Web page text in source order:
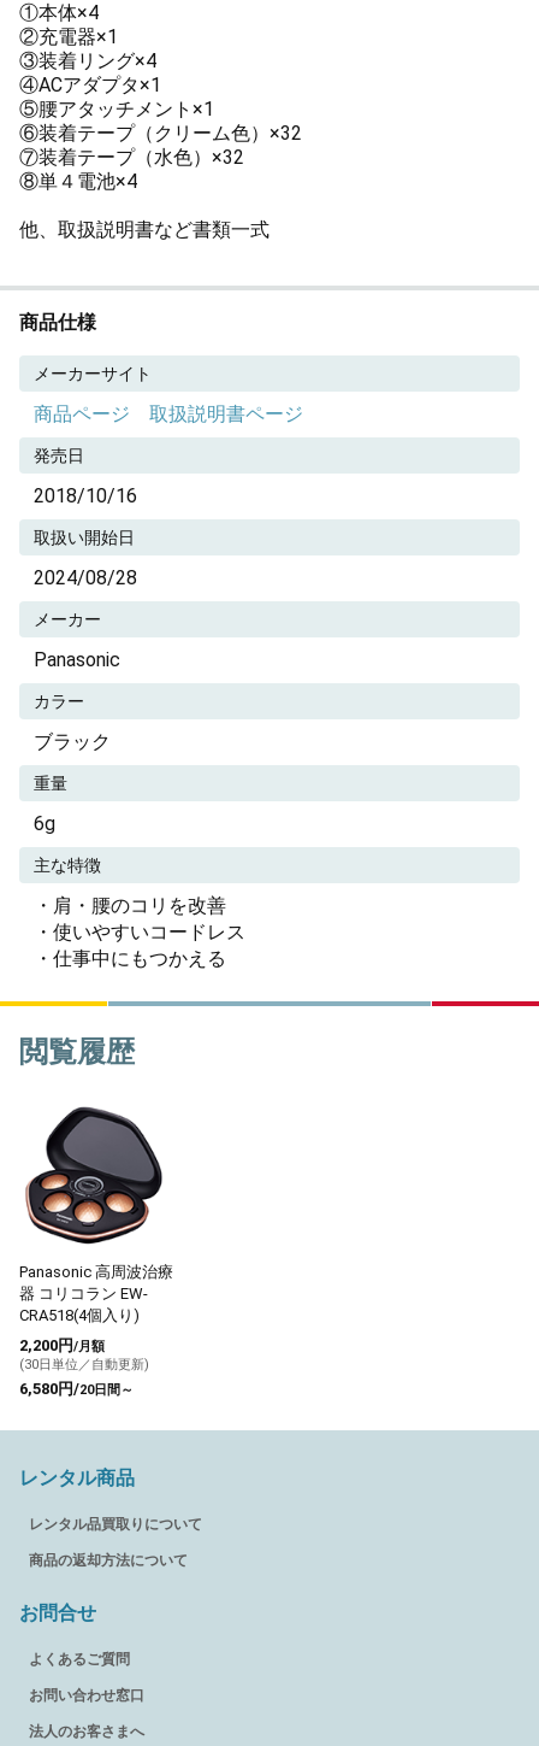
①本体×4
②充電器×1
③装着リング×4
④ACアダプタ×1
⑤腰アタッチメント×1
⑥装着テープ（クリーム色）×32
⑦装着テープ（水色）×32
⑧単４電池×4
他、取扱説明書など書類一式
商品仕様
メーカーサイト
商品ページ 取扱説明書ページ
発売日
2018/10/16
取扱い開始日
2024/08/28
メーカー
Panasonic
カラー
ブラック
重量
6g
主な特徴
・肩・腰のコリを改善
・使いやすいコードレス
・仕事中にもつかえる
閲覧履歴
Panasonic 高周波治療
器 コリコラン EW-
CRA518(4個入り)
2,200円/月額
(30日単位／自動更新)
6,580円/20日間～
レンタル商品
レンタル品買取りについて
商品の返却方法について
お問合せ
よくあるご質問
お問い合わせ窓口
法人のお客さまへ